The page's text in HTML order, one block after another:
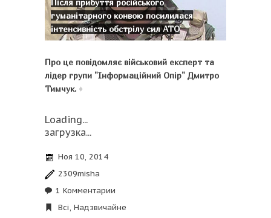
гуманітарного конвою посилилася
інтенсивність обстрілу сил АТО
Про це повідомляє військовий експерт та
лідер групи "Інформаційний Опір" Дмитро
Тимчук. ♦
Loading...
загрузка...
Ноя 10, 2014
2309misha
1 Комментарии
Всі, Надзвичайне